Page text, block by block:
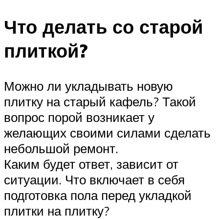
Что делать со старой
плиткой?
Можно ли укладывать новую
плитку на старый кафель? Такой
вопрос порой возникает у
желающих своими силами сделать
небольшой ремонт.
Каким будет ответ, зависит от
ситуации. Что включает в себя
подготовка пола перед укладкой
плитки на плитку?